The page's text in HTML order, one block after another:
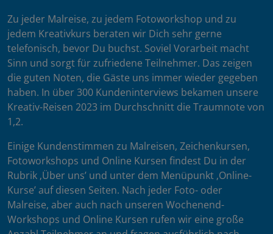
Zu jeder Malreise, zu jedem Fotoworkshop und zu
jedem Kreativkurs beraten wir Dich sehr gerne
telefonisch, bevor Du buchst. Soviel Vorarbeit macht
Sinn und sorgt für zufriedene Teilnehmer. Das zeigen
die guten Noten, die Gäste uns immer wieder gegeben
haben. In über 300 Kundeninterviews bekamen unsere
Kreativ-Reisen 2023 im Durchschnitt die Traumnote von
1,2.
Einige Kundenstimmen zu Malreisen, Zeichenkursen,
Fotoworkshops und Online Kursen findest Du in der
Rubrik ‚Über uns’ und unter dem Menüpunkt ‚Online-
Kurse’ auf diesen Seiten. Nach jeder Foto- oder
Malreise, aber auch nach unseren Wochenend-
Workshops und Online Kursen rufen wir eine große